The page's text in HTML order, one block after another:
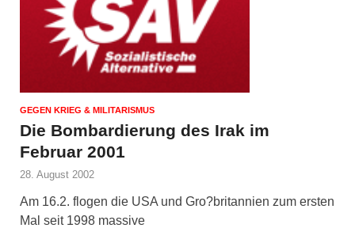
GEGEN KRIEG & MILITARISMUS
Die Bombardierung des Irak im
Februar 2001
28. August 2002
Am 16.2. flogen die USA und Gro?britannien zum ersten
Mal seit 1998 massive